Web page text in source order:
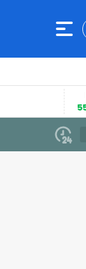
55,1896